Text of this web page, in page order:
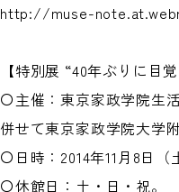
http://muse-
【特別展 “40年ぶりに
〇主催：東京家政学院生
併せて東京家政学院大学
〇日時：2014年11月8日
〇休館日：土・日・祝。